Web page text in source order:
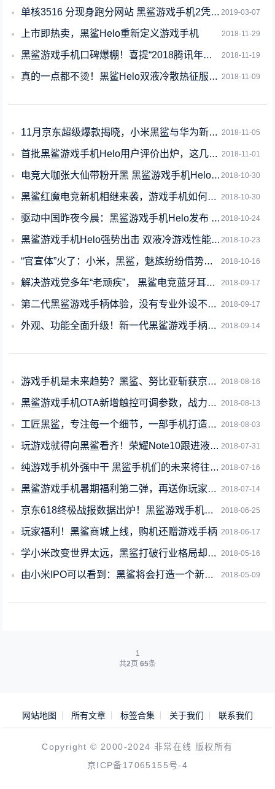
2019-03-07
单核3516 分现身跑分网站 黑鲨游戏手机2凭什么DISS友商？
2018-11-29
上市即热卖，黑鲨Helo重新定义游戏手机
2018-11-19
黑鲨游戏手机口碑爆棚！喜提“2018腾讯年度玩家喜爱品牌”称号
2018-11-09
真的一点都不烫！黑鲨Helo双液冷散热征服重度手机玩家
2018-11-05
11月京东超级爆款揭晓，小米黑鲨与华为新品销量强势霸榜
2018-11-01
首批黑鲨游戏手机Helo用户评价出炉，这几点备受赞誉，太给力
2018-10-30
电竞大咖张大仙带粉开黑 黑鲨游戏手机Helo实际体验超流畅
2018-10-30
黑鲨红魔电竞新机相继来袭，游戏手机如何俘获人心？
2018-10-24
驱动中国昨夜今晨：黑鲨游戏手机Helo发布 高通推出骁龙675
2018-10-23
黑鲨游戏手机Helo强势出击 双液冷游戏性能再升级
2018-10-16
“官宣体”火了：小米，黑鲨，魅族纷纷借势宣布新机
2018-09-17
解决游戏党多年“老顽疾”， 黑鲨电竞蓝牙耳机强势出击
2018-09-17
第二代黑鲨游戏手柄体验，没有专业外设不能称为游戏手机!
2018-09-14
外观、功能全面升级！新一代黑鲨游戏手柄、电竞蓝牙耳机图赏
2018-08-16
游戏手机是未来趋势？黑鲨、努比亚斩获京东金机奖畅销游戏手机大奖
2018-08-13
黑鲨游戏手机OTA新增触控可调参数，战力再升级！
2018-08-03
工匠黑鲨，专注每一个细节，一部手机打造玩家的极致体验
2018-07-31
玩游戏就得向黑鲨看齐！荣耀Note10跟进液冷系统
2018-07-16
纯游戏手机外强中干 黑鲨手机们的未来将往何处去？
2018-07-14
黑鲨游戏手机暑期福利第二弹，再送你玩家必备黑科技
2018-06-25
京东618终极战报数据出炉！黑鲨游戏手机捷报连连
2018-06-17
玩家福利！黑鲨商城上线，购机还赠游戏手柄
2018-05-16
学小米改变世界太远，黑鲨打破行业格局却近在眼前
2018-05-09
由小米IPO可以看到：黑鲨将会打造一个新的游戏手机生态圈
1
共2 页 65条
网站地图 所有文章 标签合集 关于我们 联系我们
Copyright © 2000-2024 非常在线 版权所有
京ICP备17065155号-4